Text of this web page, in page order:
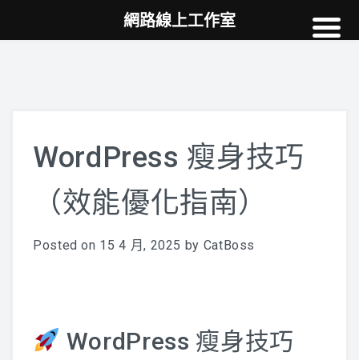
高雄網頁設計
NEWS
AI
WordPress 瘦身技巧
（效能優化指南）
Posted on 15 4 月, 2025 by CatBoss
WordPress 瘦身技巧
網路線上工作室